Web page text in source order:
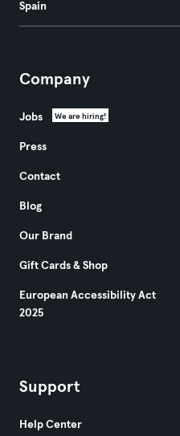
Spain
Company
Jobs We are hiring!
Press
Contact
Blog
Our Brand
Gift Cards & Shop
European Accessibility Act
2025
Support
Help Center